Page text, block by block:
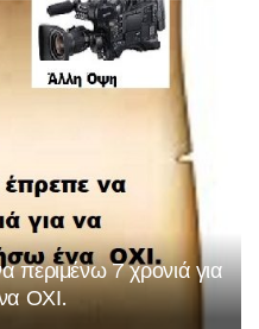
περιμένω 7 χρονιά για
ΟΧΙ.